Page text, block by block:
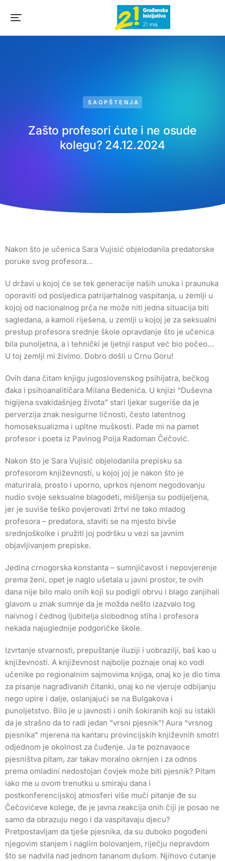
SAOPŠTENJA
Zašto profesori ćute i ne osude
kolegu? 24.12.2024
Nakon što je učenica Sara Vujisić objelodanila predatorske
poruke svog profesora…
U državi u kojoj će se tek generacije naših unuka i praunuka
oporaviti od posljedica patrijarhalnog vaspitanja, u zemlji u
kojoj od nacionalnog prča ne može niti jedna situacija biti
sagledana, a kamoli riješena, u zemlji u kojoj je za seksualni
prestup profesora srednje škole opravdanje što je učenica
bila punoljetna, a i tehnički je ljetnji rasput već bio počeo…
U toj zemlji mi živimo. Dobro došli u Crnu Goru!
Ovih dana čitam knjigu jugoslovenskog psihijatra, bečkog
đaka i psihoanalitičara Milana Bedenića. U knjizi “Duševna
higijena svakidašnjeg života” stari ljekar sugeriše da je
perverzija znak nesigurne ličnosti, često latentnog
homoseksualizma i upitne muškosti. Pade mi na pamet
profesor i poeta iz Pavinog Polja Radoman Čečović.
Nakon što je Sara Vujisić objelodanila prepisku sa
profesorom književnosti, u kojoj joj je nakon što je
maturirala, prosto i uporno, uprkos njenom negodovanju
nudio svoje seksualne blagodeti, mišljenja su podijeljena,
jer je suviše teško povjerovati žrtvi ne tako mladog
profesora – predatora, staviti se na mjesto bivše
srednjoškolke i pružiti joj podršku u vezi sa javnim
objavljivanjem prepiske.
Jedina crnogorska konstanta – sumnjičavost i nepovjerenje
prema ženi, opet je naglo ušetala u javni prostor, te ovih
dana nije bilo malo onih koji su podigli obrvu i blago zanjihali
glavom u znak sumnje da je možda nešto izazvalo tog
naivnog i čednog ljubitelja slobodnog stiha i profesora
nekada najuglednije podgoričke škole.
Izvrtanje stvarnosti, prepuštanje iluziji i uobrazilji, baš kao u
književnosti. A književnost najbolje poznaje onaj ko vodi
učenike po regionalnim sajmovima knjiga, onaj ko je dio tima
za pisanje nagrađivanih čitanki, onaj ko ne vjeruje odbijanju
nego upire i dalje, oslanjajući se na Bulgakova i
punoljetstvo. Bilo je u javnosti i onih šokiranih koji su istakli
da je strašno da to radi jedan “vrsni pjesnik”! Aura “vrsnog
pjesnika” mjerena na kantaru provincijskih književnih smotri
odjednom je okolnost za čuđenje. Ja te poznavaoce
pjesništva pitam, zar takav moralno okrnjen i za odnos
prema omladini nedostojan čovjek može biti pjesnik? Pitam
iako me u ovom trenutku u smiraju dana i
postkonferencijskoj atmosferi više muči pitanje đe su
Čečovićeve kolege, đe je javna reakcija onih čiji je posao ne
samo da obrazuju nego i da vaspitavaju djecu?
Pretpostavljam da tješe pjesnika, da su duboko pogođeni
njegovim stanjem i naglim bolovanjem, riječju nepravdom
što se nadvila nad jednom tananom dušom. Njihovo ćutanje